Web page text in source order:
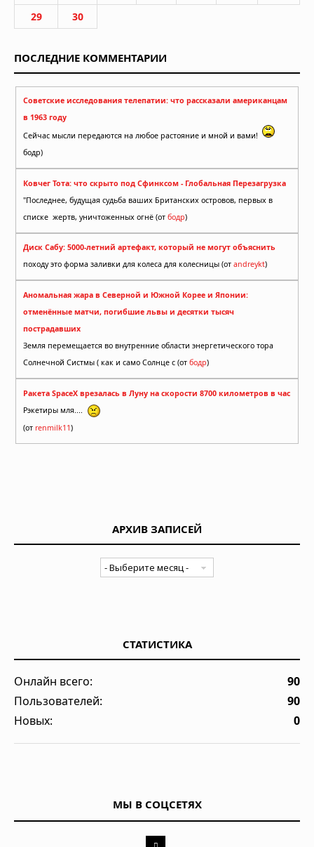
29
30
ПОСЛЕДНИЕ КОММЕНТАРИИ
Советские исследования телепатии: что рассказали американцам
в 1963 году
Сейчас мысли передаются на любое растояние и мной и вами!
бодр)
Ковчег Тота: что скрыто под Сфинксом - Глобальная Перезагрузка
"Последнее, будущая судьба ваших Британских островов, первых в
списке жертв, уничтоженных огнё (от бодр)
Диск Сабу: 5000-летний артефакт, который не могут объяснить
походу это форма заливки для колеса для колесницы (от andreykt)
Аномальная жара в Северной и Южной Корее и Японии:
отменённые матчи, погибшие львы и десятки тысяч
пострадавших
Земля перемещается во внутренние области энергетического тора
Солнечной Систмы ( как и само Солнце с (от бодр)
Ракета SpaceX врезалась в Луну на скорости 8700 километров в час
Рэкетиры мля....
(от renmilk11)
АРХИВ ЗАПИСЕЙ
СТАТИСТИКА
Онлайн всего:
90
Пользователей:
90
Новых:
0
МЫ В СОЦСЕТЯХ